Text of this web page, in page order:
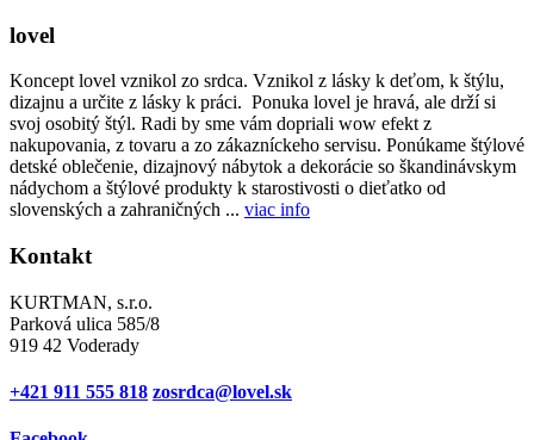
lovel
Koncept lovel vznikol zo srdca. Vznikol z lásky k deťom, k štýlu,
dizajnu a určite z lásky k práci. Ponuka lovel je hravá, ale drží si
svoj osobitý štýl. Radi by sme vám dopriali wow efekt z
nakupovania, z tovaru a zo zákazníckeho servisu. Ponúkame štýlové
detské oblečenie, dizajnový nábytok a dekorácie so škandinávskym
nádychom a štýlové produkty k starostivosti o dieťatko od
slovenských a zahraničných ... viac info
Kontakt
KURTMAN, s.r.o.
Parková ulica 585/8
919 42 Voderady
+421 911 555 818 zosrdca@lovel.sk